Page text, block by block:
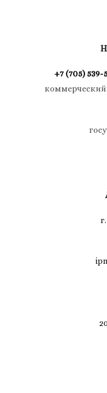
+7 (705) 539-
коммерческий